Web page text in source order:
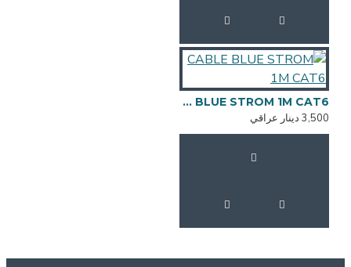
CABLE BLUE STROM 1M CAT6
3,500 دينار عراقي